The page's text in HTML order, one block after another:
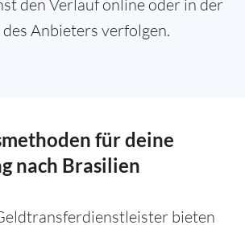
den Verlauf online oder in der
Anbieters verfolgen.
für deine
nach Brasilien
bieten